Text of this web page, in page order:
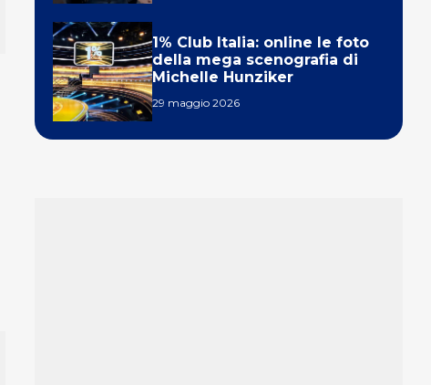
1% Club Italia: online le foto
della mega scenografia di
Michelle Hunziker
29 maggio 2026